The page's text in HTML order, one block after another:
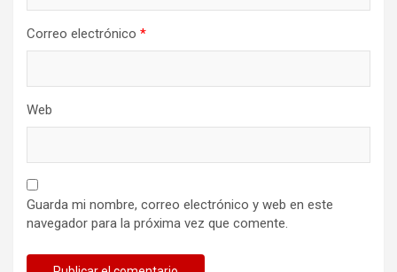
Correo electrónico *
Web
Guarda mi nombre, correo electrónico y web en este
navegador para la próxima vez que comente.